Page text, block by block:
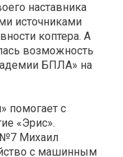
наставника
источниками
коптера. А
возможность
БПЛА» на
помогает с
«Эрис».
№7 Михаил
с машинным